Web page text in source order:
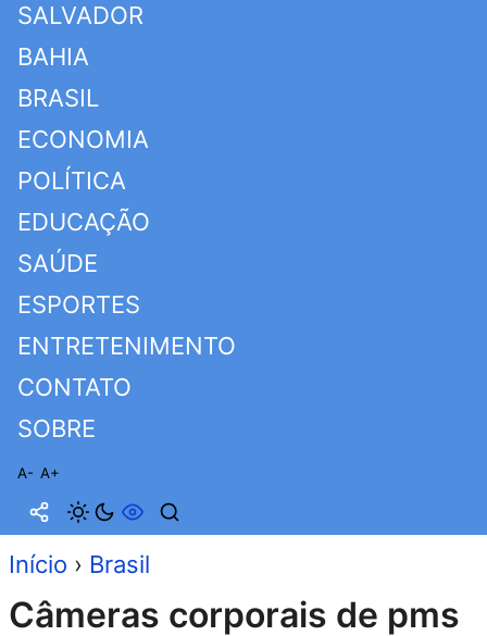
SALVADOR
BAHIA
BRASIL
ECONOMIA
POLÍTICA
EDUCAÇÃO
SAÚDE
ESPORTES
ENTRETENIMENTO
CONTATO
SOBRE
A- A+
Início › Brasil
Câmeras corporais de pms